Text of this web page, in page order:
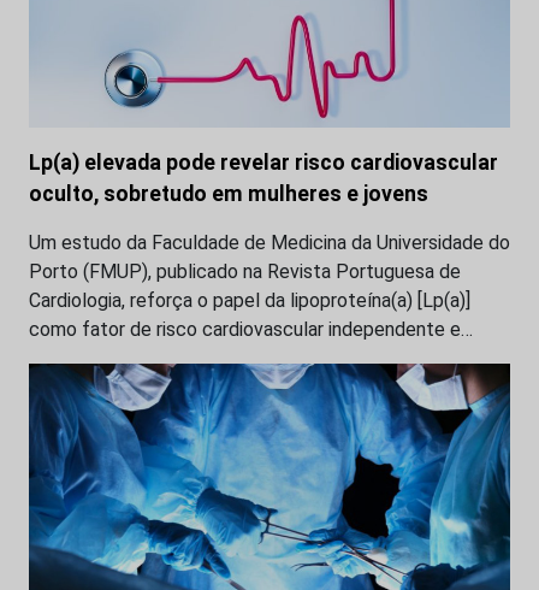
Lp(a) elevada pode revelar risco cardiovascular
oculto, sobretudo em mulheres e jovens
Um estudo da Faculdade de Medicina da Universidade do
Porto (FMUP), publicado na Revista Portuguesa de
Cardiologia, reforça o papel da lipoproteína(a) [Lp(a)]
como fator de risco cardiovascular independente e…